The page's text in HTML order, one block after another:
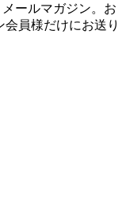
ールマガジン。お
員様だけにお送り